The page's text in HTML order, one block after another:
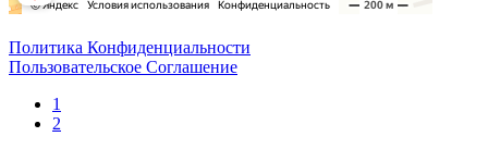
Политика Конфиденциальности
Пользовательское Соглашение
1
2